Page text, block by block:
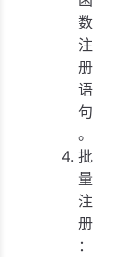
数
注
册
语
句
。
批
量
注
册
：